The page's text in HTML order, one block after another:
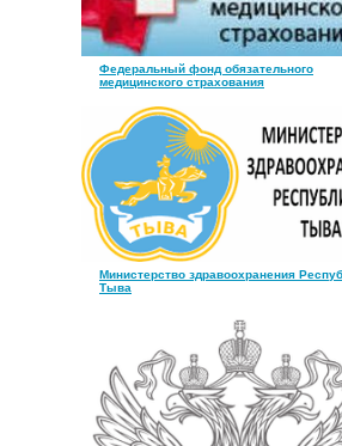
Федеральный фонд обязательного
медицинского страхования
Министерство здравоохранения
Тыва